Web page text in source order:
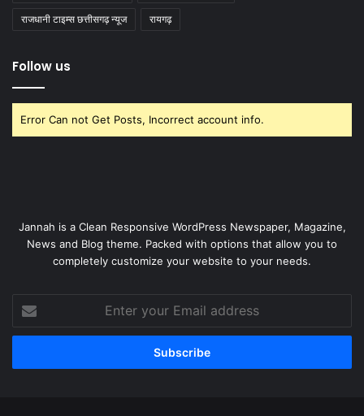
राजधानी टाइम्स छत्तीसगढ़ न्यूज रायगढ़
Follow us
Error Can not Get Posts, Incorrect account info.
Jannah is a Clean Responsive WordPress Newspaper, Magazine,
News and Blog theme. Packed with options that allow you to
completely customize your website to your needs.
your
Email